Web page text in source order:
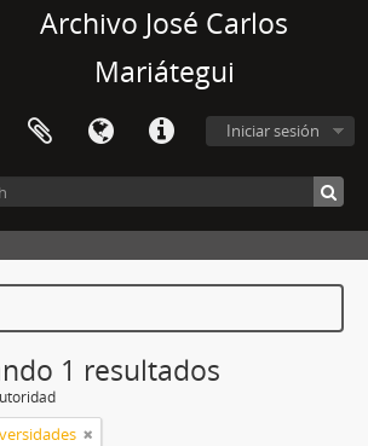
Archivo José Carlos
Mariátegui
Iniciar sesión
1 resultados